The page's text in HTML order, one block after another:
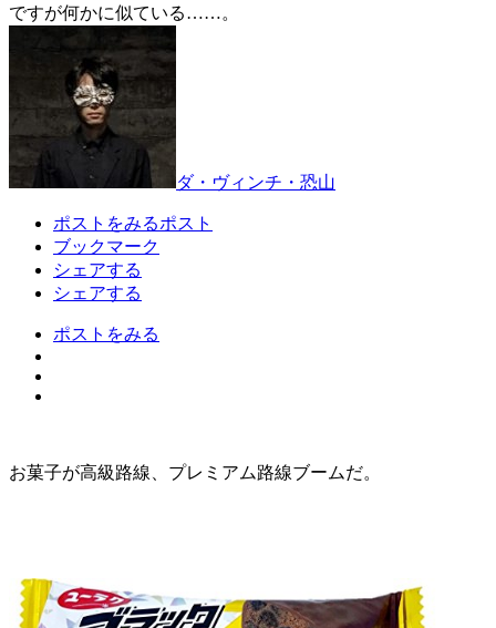
ですが何かに似ている……。
ダ・ヴィンチ・恐山
ポストをみるポスト
ブックマーク
シェアする
シェアする
ポストをみる
お菓子が高級路線、プレミアム路線ブームだ。